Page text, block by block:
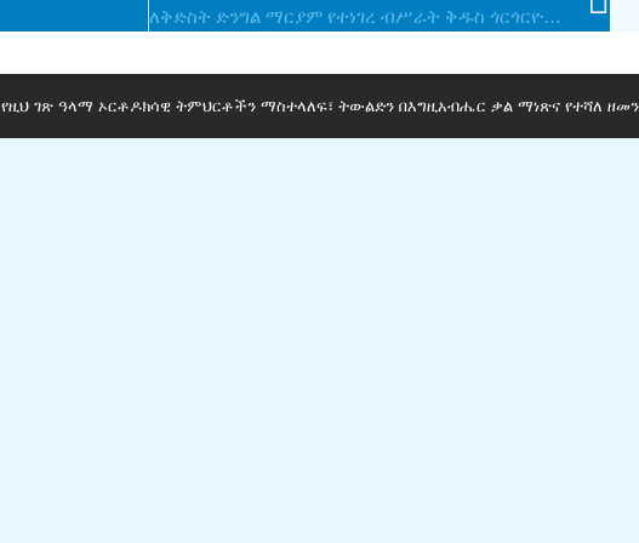
ለቅድስት ድንግል ማርያም የተነገረ ብሥራት ቅዱስ ጎርጎርዮስ ገባሬ መንክራት እንደተረከው -2
የዚህ ገጽ ዓላማ ኦርቶዶክሳዊ ትምህርቶችን ማስተላለፍ፣ ትውልድን በእግዚአብሔር ቃል ማነጽና የተሻለ